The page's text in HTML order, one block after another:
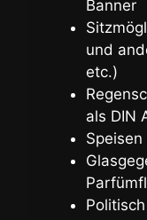
Banner
und
etc.)
als DIN